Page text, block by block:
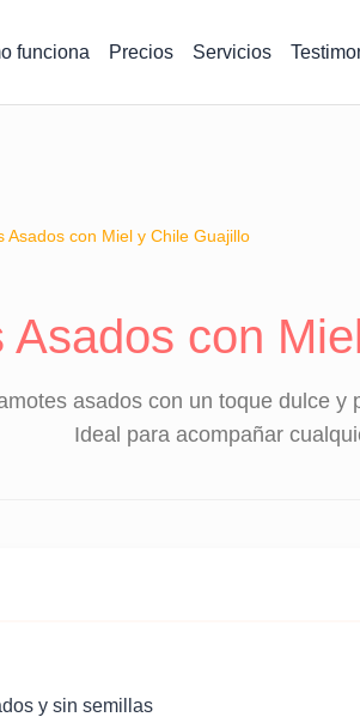
funciona Precios Servicios
Asados con Miel y Chile Guajillo
Asados con
asados con un toque dulce
Ideal para acompañar
y sin semillas